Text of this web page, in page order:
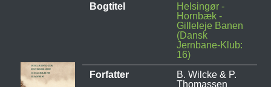
Bogtitel
Helsingør -
Hornbæk -
Gilleleje Banen
(Dansk
Jernbane-Klub:
16)
Forfatter
B. Wilcke & P.
Thomassen